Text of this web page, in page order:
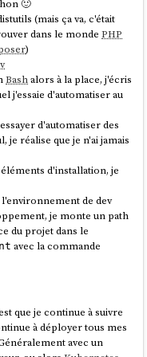
qu'AlmaLinuxse
~/.config/NetworkManager/user-connections/
nomménetplan
la solution mainstream
tendency of the
memory and onto
slower than RAM,
system and
moved out of
between 0and100
to avoid
memory for as
memory and move
.
will probably
Note: Ubuntu
default value of
🙂
(mais ça va, c'était
dans le mondePHP
)
Bashalors à la place, j'écris
j'essaie d'automatiser au
d'automatiser des
je réalise que je n'ai jamais
d'installation, je
l'environnement de dev
je monte un path
du projet dans le
avec la commande
que je continue à suivre
à déployer tous mes
avec un